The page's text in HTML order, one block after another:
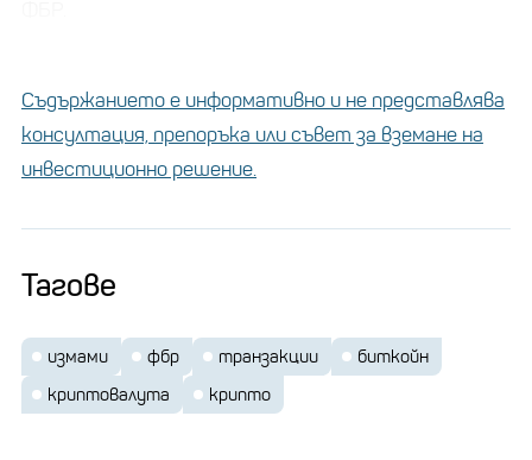
Съдържанието е информативно и не представлява
консултация, препоръка или съвет за вземане на
инвестиционно решение.
Тагове
измами фбр транзакции
биткойн
криптовалута
крипто